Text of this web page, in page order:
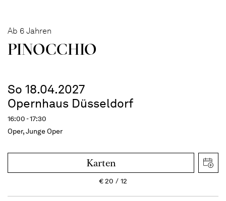
Ab 6 Jahren
PINOC­CHIO
So 18.04.2027
Opernhaus Düsseldorf
16:00 - 17:30
Oper, Junge Oper
Karten
€20 12